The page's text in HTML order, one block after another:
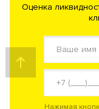
Оценка
Нажимая